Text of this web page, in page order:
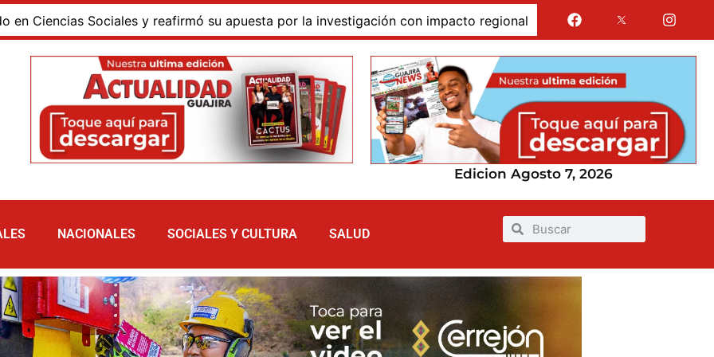
Sociales y reafirmó su apuesta por la investigación con impacto regional Jairo Aguilar cuestionó que se
Edicion Agosto 7, 2026
NACIONALES SOCIALES Y CULTURA SALUD